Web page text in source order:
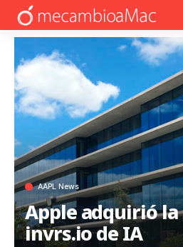
AAPL News
Apple adquirió
invrs.io de IA